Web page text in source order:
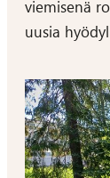
viemisenä
uusia